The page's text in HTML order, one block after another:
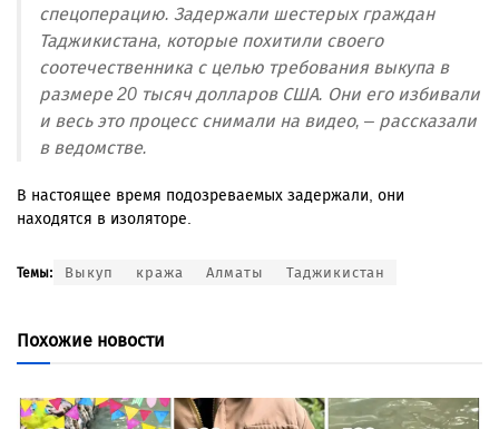
спецоперацию. Задержали шестерых граждан
Таджикистана, которые похитили своего
соотечественника с целью требования выкупа в
размере 20 тысяч долларов США. Они его избивали
и весь это процесс снимали на видео, – рассказали
в ведомстве.
В настоящее время подозреваемых задержали, они
находятся в изоляторе.
Темы: Выкуп кража Алматы Таджикистан
Похожие новости